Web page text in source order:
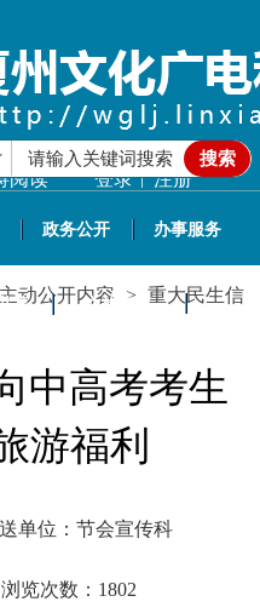
阅读 登录 | 注册
搜索
政务公开 办事服务
享 文旅资讯
动公开内容 > 重大民生信
中高考考生
游福利
单位：节会宣传科
浏览次数： 1802